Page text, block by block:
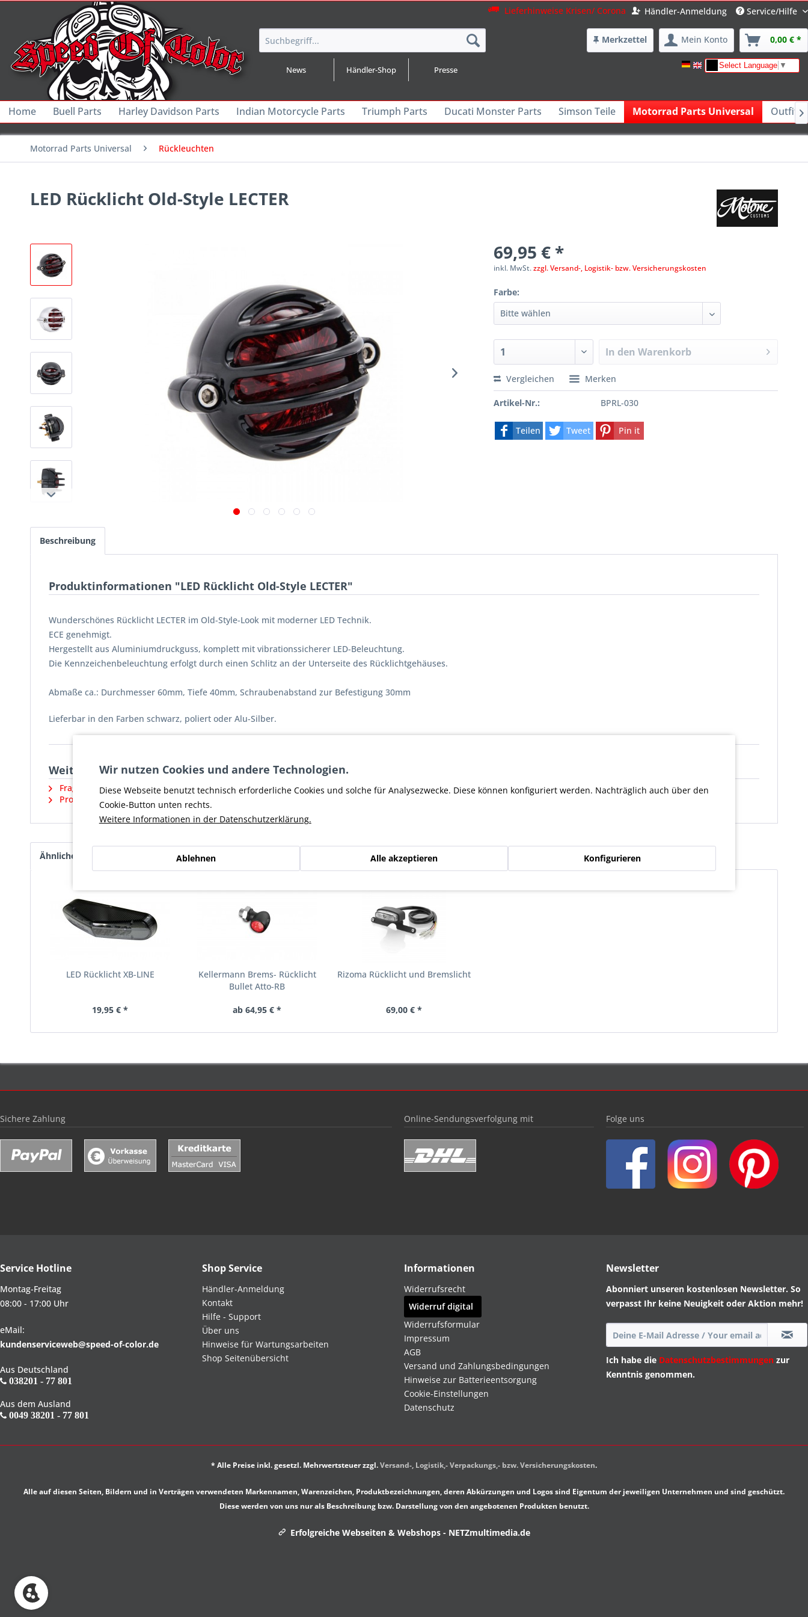
Lieferhinweise Krisen/ Corona Händler-Anmeldung Service/Hilfe
News Händler-Shop Presse
Merkzettel Mein Konto 0,00 € *
Select Language ▼
Home Buell Parts Harley Davidson Parts Indian Motorcycle Parts Triumph Parts Ducati Monster Parts Simson Teile Motorrad Parts Universal Outfits
Motorrad Parts Universal Rückleuchten
LED Rücklicht Old-Style LECTER
69,95 € *
inkl. MwSt.zzgl. Versand-, Logistik- bzw. Versicherungskosten
Farbe:
In den Warenkorb
Vergleichen Merken
Artikel-Nr.: BPRL-030
Teilen Tweet Pin it
Beschreibung
Produktinformationen "LED Rücklicht Old-Style LECTER"
Wunderschönes Rücklicht LECTER im Old-Style-Look mit moderner LED Technik.
ECE genehmigt.
Hergestellt aus Aluminiumdruckguss, komplett mit vibrationssicherer LED-Beleuchtung.
Die Kennzeichenbeleuchtung erfolgt durch einen Schlitz an der Unterseite des Rücklichtgehäuses.
Abmaße ca.: Durchmesser 60mm, Tiefe 40mm, Schraubenabstand zur Befestigung 30mm
Lieferbar in den Farben schwarz, poliert oder Alu-Silber.
Weiterführende Links zu "LED Rücklicht Old-Style LECTER"
Fragen zum Artikel?
Produktsicherheit und weitere Artikel vom Hersteller Motone Customs
Ähnliche Artikel Kunden kauften auch Kunden haben sich ebenfalls angesehen
LED Rücklicht XB-LINE
19,95 € *
Kellermann Brems- Rücklicht
Bullet Atto-RB
ab 64,95 € *
Rizoma Rücklicht und Bremslicht
69,00 € *
Sichere Zahlung Online-Sendungsverfolgung mit Folge uns
Service Hotline
Montag-Freitag
08:00 - 17:00 Uhr
eMail:
kundenserviceweb@speed-of-color.de
Aus Deutschland
038201 - 77 801
Aus dem Ausland
0049 38201 - 77 801
Shop Service
Händler-Anmeldung
Kontakt
Hilfe - Support
Über uns
Hinweise für Wartungsarbeiten
Shop Seitenübersicht
Informationen
Widerrufsrecht
Widerruf digital
Widerrufsformular
Impressum
AGB
Versand und Zahlungsbedingungen
Hinweise zur Batterieentsorgung
Cookie-Einstellungen
Datenschutz
Newsletter
Abonniert unseren kostenlosen Newsletter. So
verpasst Ihr keine Neuigkeit oder Aktion mehr!
Ich habe die Datenschutzbestimmungen zur
Kenntnis genommen.
* Alle Preise inkl. gesetzl. Mehrwertsteuer zzgl.Versand-, Logistik,- Verpackungs,- bzw. Versicherungskosten.
Alle auf diesen Seiten, Bildern und in Verträgen verwendeten Markennamen, Warenzeichen, Produktbezeichnungen, deren Abkürzungen und Logos sind Eigentum der jeweiligen Unternehmen und sind geschützt.
Diese werden von uns nur als Beschreibung bzw. Darstellung von den angebotenen Produkten benutzt.
Erfolgreiche Webseiten & Webshops - NETZmultimedia.de
Wir nutzen Cookies und andere Technologien.
Diese Webseite benutzt technisch erforderliche Cookies und solche für Analysezwecke. Diese können konfiguriert werden. Nachträglich auch über den
Cookie-Button unten rechts.
Weitere Informationen in der Datenschutzerklärung.
Ablehnen Alle akzeptieren Konfigurieren